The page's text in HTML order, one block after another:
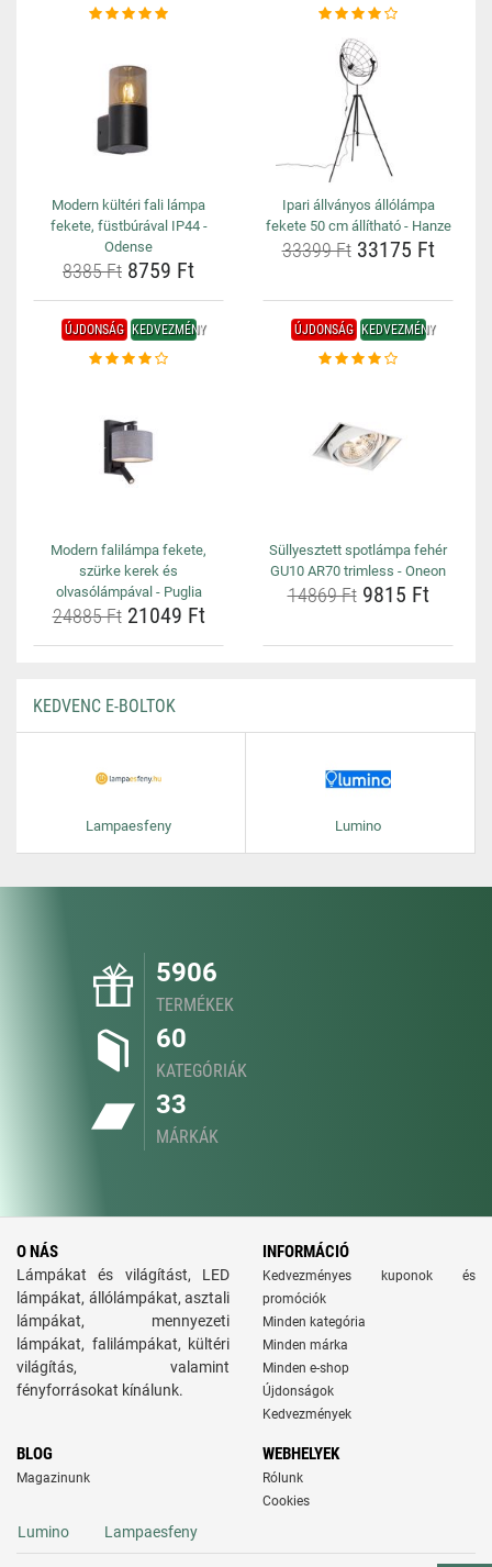
Modern kültéri fali lámpa
fekete, füstbúrával IP44 -
Odense
8385 Ft 8759 Ft
Ipari állványos állólámpa
fekete 50 cm állítható - Hanze
33399 Ft33175 Ft
ÚJDONSÁG KEDVEZMÉNY
Modern falilámpa fekete,
szürke kerek és
olvasólámpával - Puglia
24885 Ft21049 Ft
ÚJDONSÁG KEDVEZMÉNY
Süllyesztett spotlámpa fehér
GU10 AR70 trimless - Oneon
14869 Ft9815 Ft
KEDVENC E-BOLTOK
Lampaesfeny Lumino
5906
TERMÉKEK
60
KATEGÓRIÁK
33
MÁRKÁK
O NÁS
Lámpákat és világítást, LED
lámpákat, állólámpákat, asztali
lámpákat, mennyezeti
lámpákat, falilámpákat, kültéri
világítás, valamint
fényforrásokat kínálunk.
INFORMÁCIÓ
Kedvezményes kuponok és
promóciók
Minden kategória
Minden márka
Minden e-shop
Újdonságok
Kedvezmények
BLOG
Magazinunk
WEBHELYEK
Rólunk
Cookies
Lumino Lampaesfeny